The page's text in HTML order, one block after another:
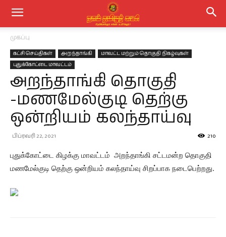
முகப்பு
கட்சி செய்திகள் அறந்தாங்கி
மாவட்ட மற்றும் தொகுதி நிகழ்வுகள்
புதுக்கோட்டை மாவட்டம்
அறந்தாங்கி தொகுதி
-மணமேல்குடி தெற்கு
ஒன்றியம் கலந்தாய்வு
பிப்ரவரி 22, 2021 210
புதுக்கோட்டை கிழக்கு மாவட்டம் அறந்தாங்கி சட்டமன்ற தொகுதி
மணமேல்குடி தெற்கு ஒன்றியம் கலந்தாய்வு சிறப்பாக நடைபெற்றது.